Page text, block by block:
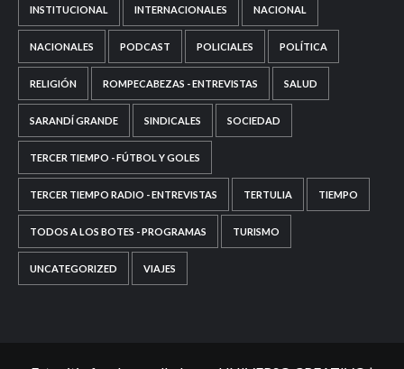
INSTITUCIONAL INTERNACIONALES NACIONAL
NACIONALES PODCAST POLICIALES POLÍTICA
RELIGIÓN ROMPECABEZAS - ENTREVISTAS SALUD
SARANDÍ GRANDE SINDICALES SOCIEDAD
TERCER TIEMPO - FÚTBOL Y GOLES
TERCER TIEMPO RADIO - ENTREVISTAS TERTULIA TIEMPO
TODOS A LOS BOTES - PROGRAMAS TURISMO
UNCATEGORIZED VIAJES